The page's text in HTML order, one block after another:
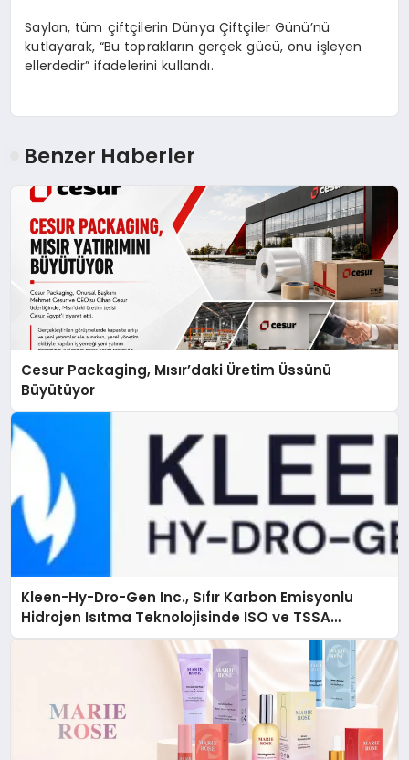
Saylan, tüm çiftçilerin Dünya Çiftçiler Günü’nü
kutlayarak, “Bu toprakların gerçek gücü, onu işleyen
ellerdedir” ifadelerini kullandı.
Benzer Haberler
Cesur Packaging, Mısır’daki Üretim Üssünü
Büyütüyor
Kleen-Hy-Dro-Gen Inc., Sıfır Karbon Emisyonlu
Hidrojen Isıtma Teknolojisinde ISO ve TSSA
Düzenleyici Onaylarını Aldı